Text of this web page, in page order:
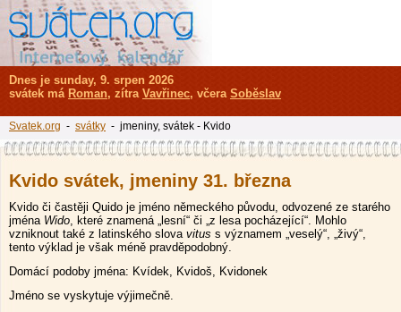
Kvido svátek, jmeniny 31. března
Kvido či častěji Quido je jméno německého původu, odvozené ze starého
jména Wido, které znamená „lesní“ či „z lesa pocházející“. Mohlo
vzniknout také z latinského slova vitus s významem „veselý“, „živý“,
tento výklad je však méně pravděpodobný.
Domácí podoby jména: Kvídek, Kvidoš, Kvidonek
Jméno se vyskytuje výjimečně.
Dnes je sunday, 9. srpen 2026
svátek má Roman, zítra Vavřinec, včera Soběslav
Svatek.org - svátky - jmeniny, svátek - Kvido